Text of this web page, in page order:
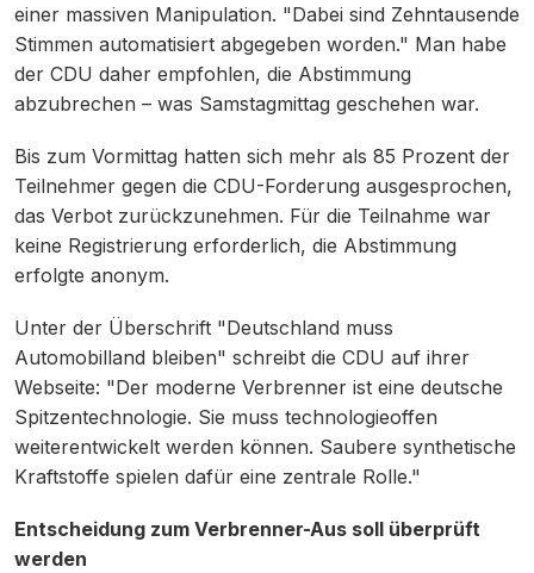
einer massiven Manipulation. "Dabei sind Zehntausende
Stimmen automatisiert abgegeben worden." Man habe
der CDU daher empfohlen, die Abstimmung
abzubrechen – was Samstagmittag geschehen war.
Bis zum Vormittag hatten sich mehr als 85 Prozent der
Teilnehmer gegen die CDU-Forderung ausgesprochen,
das Verbot zurückzunehmen. Für die Teilnahme war
keine Registrierung erforderlich, die Abstimmung
erfolgte anonym.
Unter der Überschrift "Deutschland muss
Automobilland bleiben" schreibt die CDU auf ihrer
Webseite: "Der moderne Verbrenner ist eine deutsche
Spitzentechnologie. Sie muss technologieoffen
weiterentwickelt werden können. Saubere synthetische
Kraftstoffe spielen dafür eine zentrale Rolle."
Entscheidung zum Verbrenner-Aus soll überprüft
werden